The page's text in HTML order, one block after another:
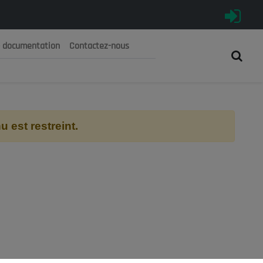
الجزائرية الديمقراطية الشعبية
documentation Contactez-nous
est restreint.